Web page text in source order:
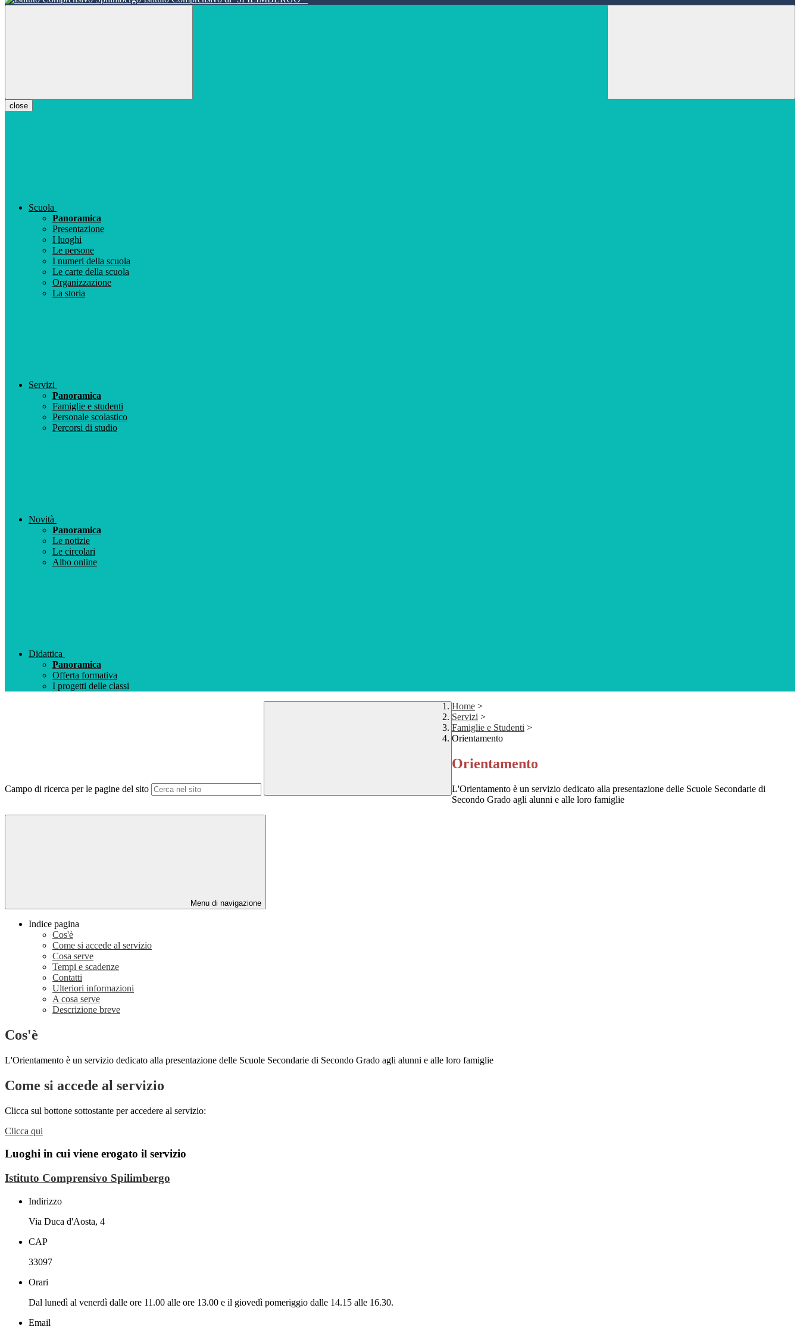
close
Scuola
Panoramica
Presentazione
I luoghi
Le persone
I numeri della scuola
Le carte della scuola
Organizzazione
La storia
Servizi
Panoramica
Famiglie e studenti
Personale scolastico
Percorsi di studio
Novità
Panoramica
Le notizie
Le circolari
Albo online
Didattica
Panoramica
Offerta formativa
I progetti delle classi
Campo di ricerca per le pagine del sito
Home >
Servizi >
Famiglie e Studenti >
Orientamento
Orientamento
L'Orientamento è un servizio dedicato alla presentazione delle Scuole Secondarie di
Secondo Grado agli alunni e alle loro famiglie
Menu di navigazione
Indice pagina
Cos'è
Come si accede al servizio
Cosa serve
Tempi e scadenze
Contatti
Ulteriori informazioni
A cosa serve
Descrizione breve
Cos'è
L'Orientamento è un servizio dedicato alla presentazione delle Scuole Secondarie di Secondo Grado agli alunni e alle loro famiglie
Come si accede al servizio
Clicca sul bottone sottostante per accedere al servizio:
Clicca qui
Luoghi in cui viene erogato il servizio
Istituto Comprensivo Spilimbergo
Indirizzo
Via Duca d'Aosta, 4
CAP
33097
Orari
Dal lunedì al venerdì dalle ore 11.00 alle ore 13.00 e il giovedì pomeriggio dalle 14.15 alle 16.30.
Email